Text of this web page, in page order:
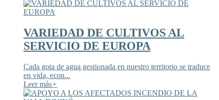
VARIEDAD DE CULTIVOS AL
SERVICIO DE EUROPA
Cada gota de agua gestionada en nuestro territorio se traduce
en vida, econ...
Leer más+